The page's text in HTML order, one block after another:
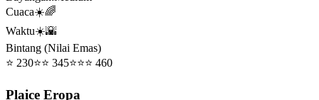
Cuaca☀️🌈
Waktu☀️🌇
Bintang (Nilai Emas)
⭐ 230⭐⭐ 345⭐⭐⭐ 460
Plaice Eropa